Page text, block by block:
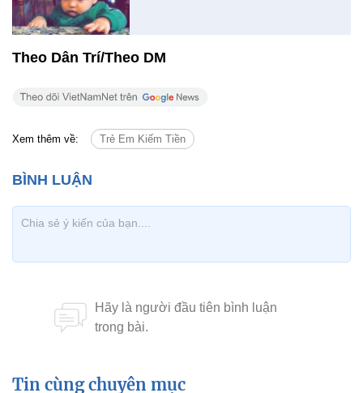
Theo Dân Trí/Theo DM
Xem thêm về: Trẻ Em Kiếm Tiền
Tin cùng chuyên mục